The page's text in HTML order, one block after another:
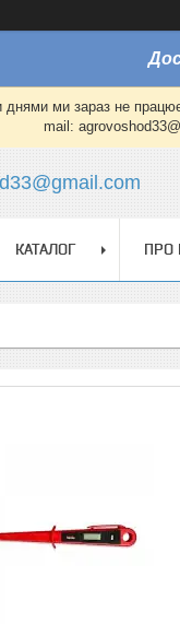
ми зараз не
mail:
КАТАЛОГ ПРО